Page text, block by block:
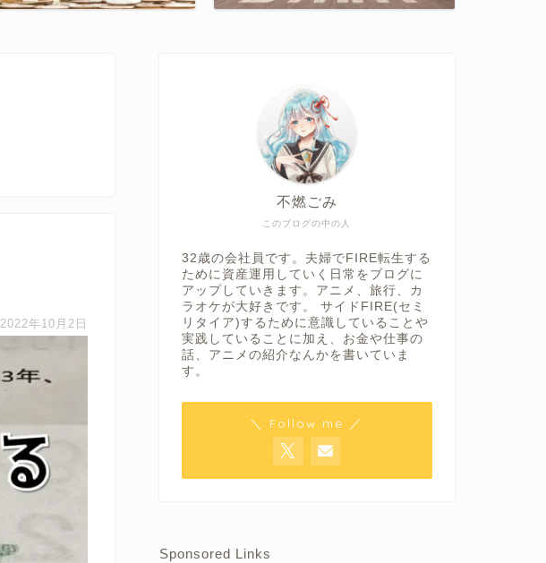
2022年10月2日
このブログの中の人
不燃ごみ
32歳の会社員です。夫婦でFIRE転生する
ために資産運用していく日常をブログに
アップしていきます。アニメ、旅行、カ
ラオケが大好きです。 サイドFIRE(セミ
リタイア)するために意識していることや
実践していることに加え、お金や仕事の
話、アニメの紹介なんかを書いていま
す。
＼ Follow me ／
Sponsored Links